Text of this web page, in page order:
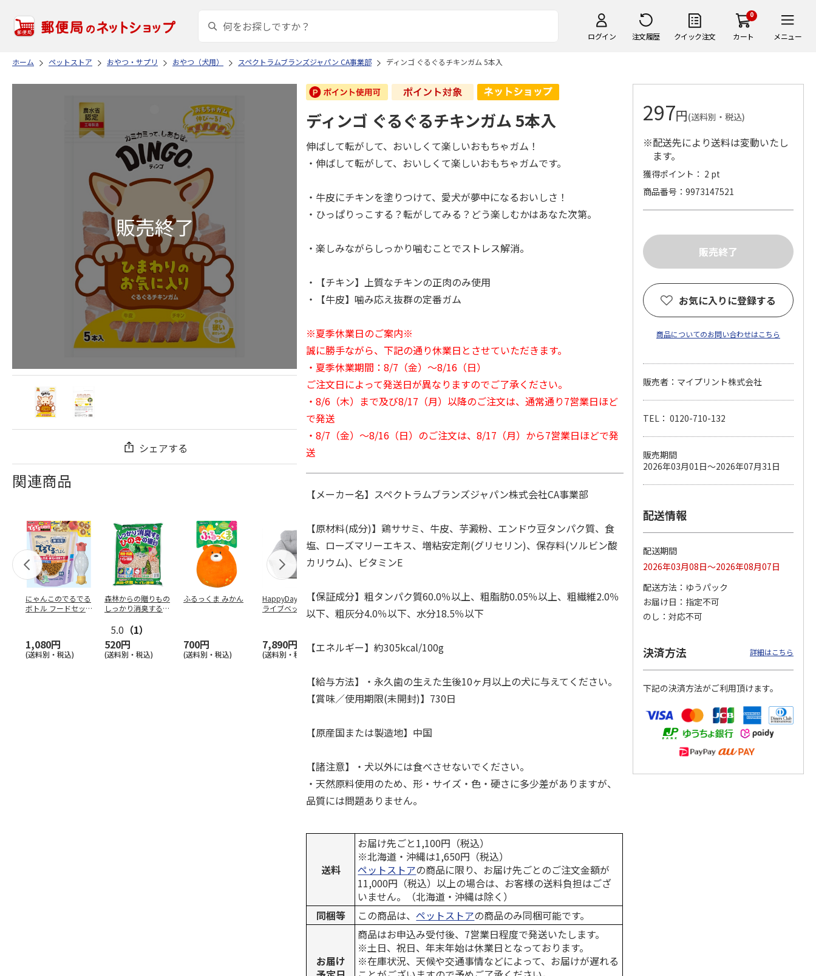
ログイン 注文履歴 クイック注文
0
カート メニュー
ホーム ペットストア おやつ・サプリ おやつ（犬用） スペクトラムブランズジャパン CA事業部 ディンゴ ぐるぐるチキンガム 5本入
シェアする
関連商品
にゃんこのでるでる
ボトル フードセッ
1,080円
(送料別・税込)
森林からの贈りもの
しっかり消臭するひ
5.0 （1）
520円
(送料別・税込)
ふるっくま みかん
700円
(送料別・税込)
HappyDays 2wayド
ライブベッド グレ
7,890円
(送料別・税込)
獣医師開発 ニオイ
をとる砂専用 猫ト
イレ ナチュラルグ
1,550円
(送料別・税込)
デオトイレ 飛び散
らない消臭・抗菌サ
ンド 4L
1,320円
(送料別・税込)
無添加良品 カムカ
銀のスプーン パウ
ペット線香 虹のか
なた フルーティフ
ローラルの香り
590円
(送料別・税込) (送料別・税込)
ディンゴ ぐるぐるチキンガム 5本入
伸ばして転がして、おいしくて楽しいおもちゃガム！
・伸ばして転がして、おいしくて楽しいおもちゃガムです。
・牛皮にチキンを塗りつけて、愛犬が夢中になるおいしさ！
・ひっぱりっこする？転がしてみる？どう楽しむかはあなた次第。
・楽しみながらしっかり噛むことでストレス解消。
・【チキン】上質なチキンの正肉のみ使用
・【牛皮】噛み応え抜群の定番ガム
※夏季休業日のご案内※
誠に勝手ながら、下記の通り休業日とさせていただきます。
・夏季休業期間：8/7（金）～8/16（日）
ご注文日によって発送日が異なりますのでご了承ください。
・8/6（木）まで及び8/17（月）以降のご注文は、通常通り7営業日ほど
で発送
・8/7（金）～8/16（日）のご注文は、8/17（月）から7営業日ほどで発
送
【メーカー名】スペクトラムブランズジャパン株式会社CA事業部
【原材料(成分)】鶏ササミ、牛皮、芋澱粉、エンドウ豆タンパク質、食
塩、ローズマリーエキス、増粘安定剤(グリセリン)、保存料(ソルビン酸
カリウム)、ビタミンE
【保証成分】粗タンパク質60.0％以上、粗脂肪0.05％以上、粗繊維2.0％
以下、粗灰分4.0％以下、水分18.5％以下
【エネルギー】約305kcal/100g
【給与方法】・永久歯の生えた生後10ヶ月以上の犬に与えてください。
【賞味／使用期限(未開封)】730日
【原産国または製造地】中国
【諸注意】・犬以外には食べさせないでください。
・天然原料使用のため、形・サイズ・色・硬さに多少差がありますが、
品質には問題ありません。
送料
お届け先ごと1,100円（税込）
※北海道・沖縄は1,650円（税込）
ペットストアの商品に限り、お届け先ごとのご注文金額が
11,000円（税込）以上の場合は、お客様の送料負担はござ
いません。（北海道・沖縄は除く）
同梱等
この商品は、ペットストアの商品のみ同梱可能です。
お届け
商品はお申込み受付後、7営業日程度で発送いたします。
※土日、祝日、年末年始は休業日となっております。
※在庫状況、天候や交通事情などによって、お届けが遅れる
297円(送料別・税込)
※配送先により送料は変動いたし
ます。
獲得ポイント： 2 pt
商品番号
9973147521
お気に入りに登録する
商品についてのお問い合わせはこちら
販売者：マイプリント株式会社
TEL： 0120-710-132
販売期間
2026年03月01日～2026年07月31日
配送情報
配送期間
2026年03月08日～2026年08月07日
配送方法
ゆうパック
お届け日
指定不可
のし
対応不可
決済方法 詳細はこちら
下記の決済方法がご利用頂けます。